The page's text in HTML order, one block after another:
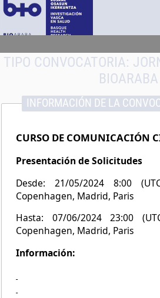
TIPO CONVOCATORIA:
BIOARABA
INFORMACIÓN DE LA
CURSO DE COMUNICACIÓN
Presentación de Solicitudes
Desde: 21/05/2024 8:00
Copenhagen, Madrid, Paris
Hasta: 07/06/2024 23:00
Copenhagen, Madrid, Paris
Información: